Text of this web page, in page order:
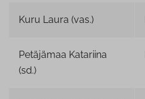
Kuru Laura (vas.)
Petäjämaa Katariina
(sd.)